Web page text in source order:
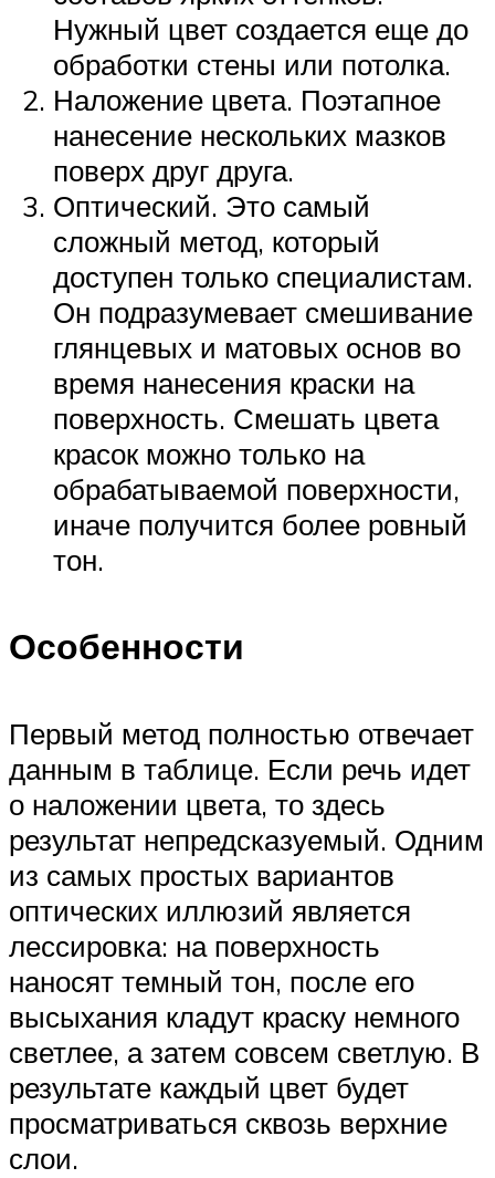
Нужный цвет создается еще до
обработки стены или потолка.
Наложение цвета. Поэтапное
нанесение нескольких мазков
поверх друг друга.
Оптический. Это самый
сложный метод, который
доступен только специалистам.
Он подразумевает смешивание
глянцевых и матовых основ во
время нанесения краски на
поверхность. Смешать цвета
красок можно только на
обрабатываемой поверхности,
иначе получится более ровный
тон.
Особенности
Первый метод полностью отвечает
данным в таблице. Если речь идет
о наложении цвета, то здесь
результат непредсказуемый. Одним
из самых простых вариантов
оптических иллюзий является
лессировка: на поверхность
наносят темный тон, после его
высыхания кладут краску немного
светлее, а затем совсем светлую. В
результате каждый цвет будет
просматриваться сквозь верхние
слои.